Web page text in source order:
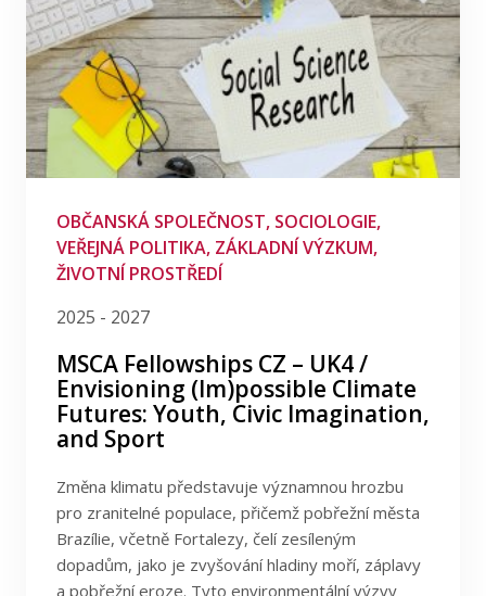
OBČANSKÁ SPOLEČNOST, SOCIOLOGIE,
VEŘEJNÁ POLITIKA, ZÁKLADNÍ VÝZKUM,
ŽIVOTNÍ PROSTŘEDÍ
2025 - 2027
MSCA Fellowships CZ – UK4 /
Envisioning (Im)possible Climate
Futures: Youth, Civic Imagination,
and Sport
Změna klimatu představuje významnou hrozbu
pro zranitelné populace, přičemž pobřežní města
Brazílie, včetně Fortalezy, čelí zesíleným
dopadům, jako je zvyšování hladiny moří, záplavy
a pobřežní eroze. Tyto environmentální výzvy